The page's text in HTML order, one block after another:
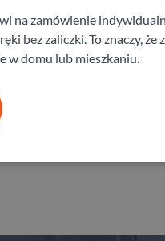
na zamówienie
bez zaliczki. To znaczy, że
w domu lub mieszkaniu.